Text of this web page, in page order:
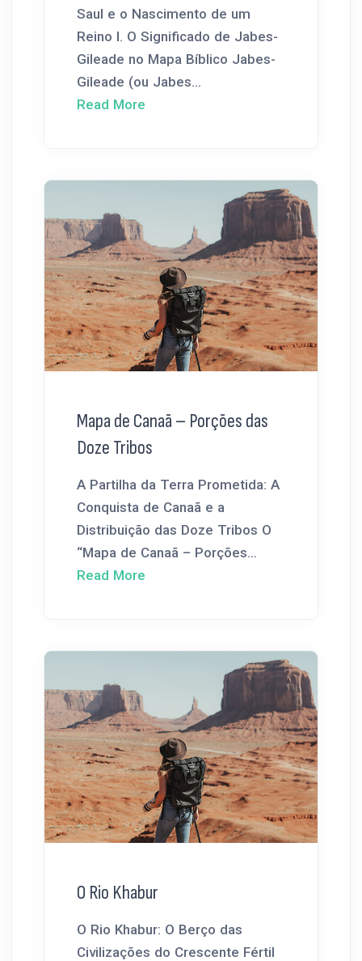
Saul e o Nascimento de um
Reino I. O Significado de Jabes-
Gileade no Mapa Bíblico Jabes-
Gileade (ou Jabes...
Read More
Mapa de Canaã – Porções das
Doze Tribos
A Partilha da Terra Prometida: A
Conquista de Canaã e a
Distribuição das Doze Tribos O
“Mapa de Canaã – Porções...
Read More
O Rio Khabur
O Rio Khabur: O Berço das
Civilizações do Crescente Fértil